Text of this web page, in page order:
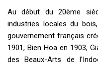
Au début du 20ème
industries locales du
gouvernement français
1901, Bien Hoa en 1903,
des Beaux-Arts de